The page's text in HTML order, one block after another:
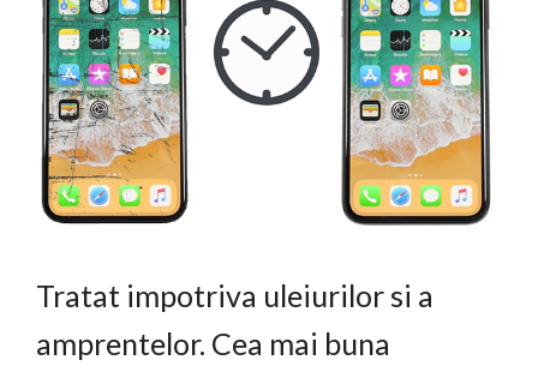
Tratat impotriva uleiurilor si a
amprentelor. Cea mai buna